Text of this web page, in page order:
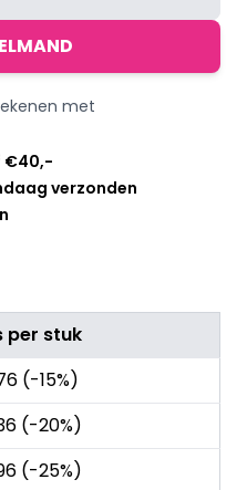
met
€40,-
verzonden
per stuk
(-15%)
(-20%)
(-25%)